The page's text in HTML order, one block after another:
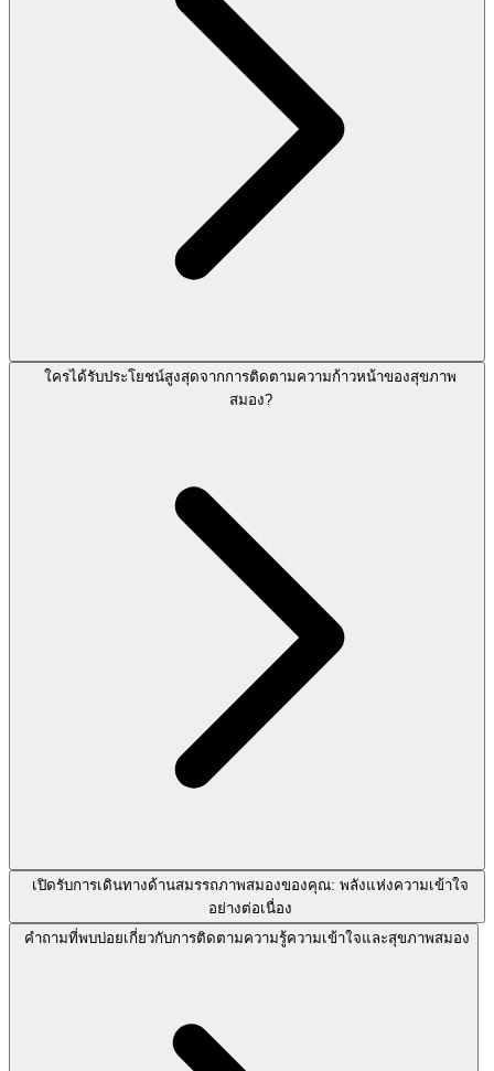
ใครได้รับประโยชน์สูงสุดจากการติดตามความก้าวหน้าของสุขภาพ
สมอง?
เปิดรับการเดินทางด้านสมรรถภาพสมองของคุณ: พลังแห่งความเข้าใจ
อย่างต่อเนื่อง
คำถามที่พบบ่อยเกี่ยวกับการติดตามความรู้ความเข้าใจและสุขภาพสมอง